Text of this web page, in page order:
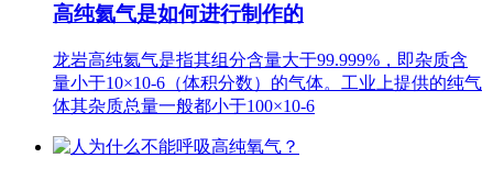
高纯氦气是如何进行制作的
龙岩高纯氦气是指其组分含量大于99.999%，即杂质含
量小于10×10-6（体积分数）的气体。工业上提供的纯气
体其杂质总量一般都小于100×10-6